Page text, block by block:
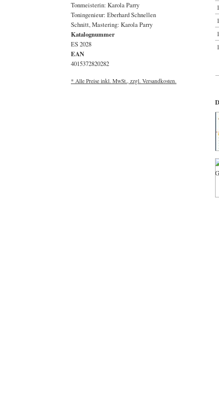
Tonmeisterin: Karola Parry
Toningenieur: Eberhard Schnellen
Schnitt, Mastering: Karola Parry
Katalognummer
ES 2028
EAN
4015372820282
* Alle Preise inkl. MwSt., zzgl. Versandkosten.